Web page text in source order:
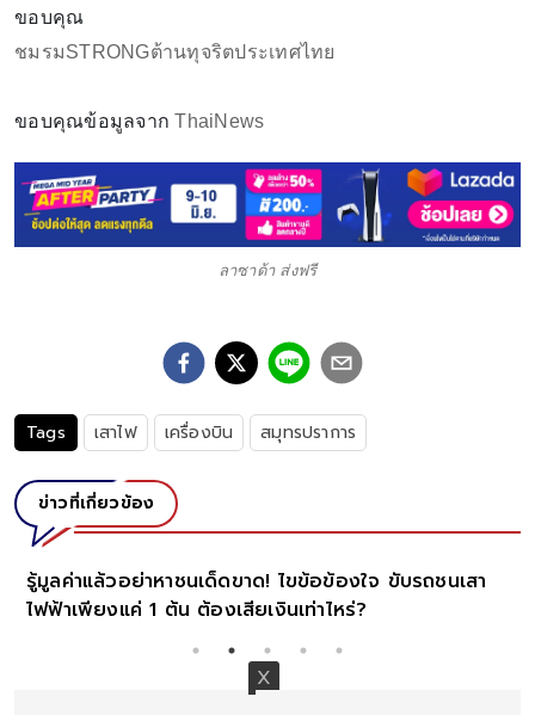
ขอบคุณ
ชมรมSTRONGต้านทุจริตประเทศไทย
ขอบคุณข้อมูลจาก ThaiNews
ลาซาด้า ส่งฟรี
Tags เสาไฟ เครื่องบิน สมุทรปราการ
ข่าวที่เกี่ยวข้อง
รู้มูลค่าแล้วอย่าหาชนเด็ดขาด! ไขข้อข้องใจ ขับรถชนเสา
ไฟฟ้าเพียงแค่ 1 ต้น ต้องเสียเงินเท่าไหร่?